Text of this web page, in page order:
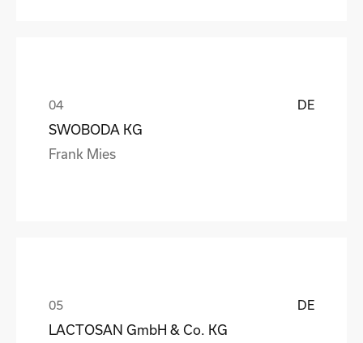
DE
SWOBODA KG
Frank Mies
DE
LACTOSAN GmbH & Co. KG